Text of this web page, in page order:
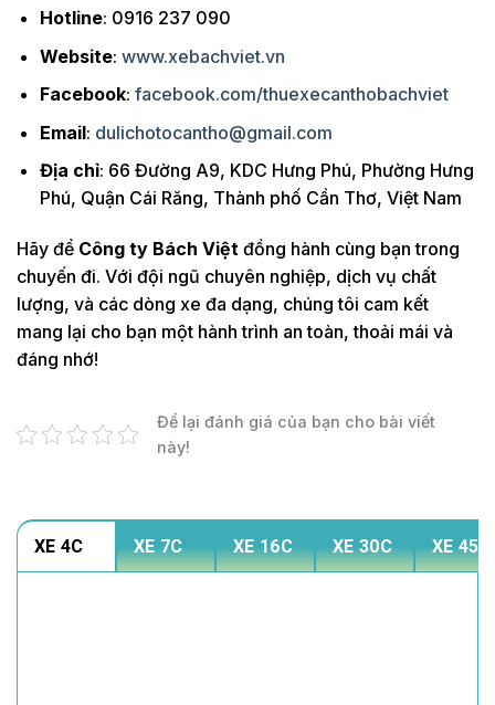
Hotline: 0916 237 090
Website: www.xebachviet.vn
Facebook: facebook.com/thuexecanthobachviet
Email: dulichotocantho@gmail.com
Địa chỉ: 66 Đường A9, KDC Hưng Phú, Phường Hưng
Phú, Quận Cái Răng, Thành phố Cần Thơ, Việt Nam
Hãy để Công ty Bách Việt đồng hành cùng bạn trong
chuyến đi. Với đội ngũ chuyên nghiệp, dịch vụ chất
lượng, và các dòng xe đa dạng, chúng tôi cam kết
mang lại cho bạn một hành trình an toàn, thoải mái và
đáng nhớ!
Để lại đánh giá của bạn cho bài viết
này!
XE 4C XE 7C XE 16C XE 30C XE 45C